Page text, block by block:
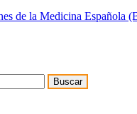
Buscar